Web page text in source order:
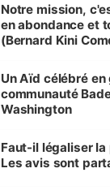
Notre mission,
en abondance et
(Bernard Kini
Un Aïd célébré
communauté
Washington
Faut-il légaliser la
Les avis sont